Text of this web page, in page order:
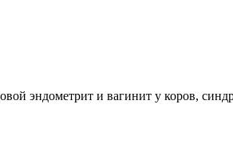
эндометрит и вагинит у коров,